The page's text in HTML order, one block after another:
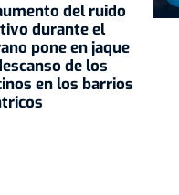
del ruido
durante el
pone en jaque
de los
en los barrios